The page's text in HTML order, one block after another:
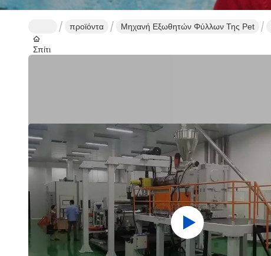
Σπίτι
προϊόντα Μηχανή Εξωθητών Φύλλων Της Pet